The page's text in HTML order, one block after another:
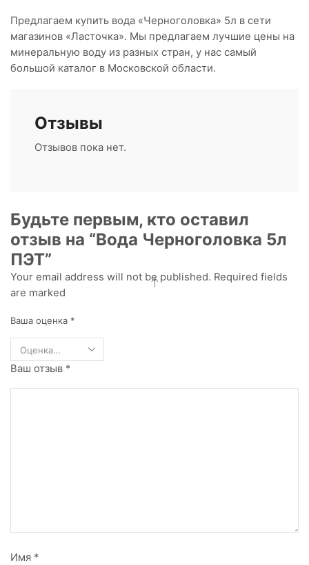
Предлагаем купить вода «Черноголовка» 5л в сети
магазинов «Ласточка». Мы предлагаем лучшие цены на
минеральную воду из разных стран, у нас самый
большой каталог в Московской области.
Отзывы
Отзывов пока нет.
Будьте первым, кто оставил
отзыв на “Вода Черноголовка 5л
ПЭТ”
Your email address will not be published. Required fields
are marked
Ваша оценка *
Ваш отзыв *
Имя *